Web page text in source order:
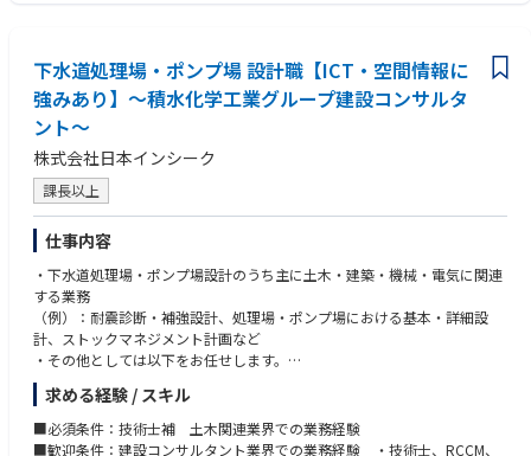
下水道処理場・ポンプ場 設計職【ICT・空間情報に
強みあり】～積水化学工業グループ建設コンサルタ
ント～
株式会社日本インシーク
課長以上
仕事内容
・下水道処理場・ポンプ場設計のうち主に土木・建築・機械・電気に関連
する業務
（例）：耐震診断・補強設計、処理場・ポンプ場における基本・詳細設
計、ストックマネジメント計画など
・その他としては以下をお任せします。
頻度が多い業務：耐震診断、耐震補強設計など
頻度が低い業務：ストックマネジメント計画、基本設計 関連
■出張頻度：客先打合せとして2～6回／月（全国）
■配属部門：インフラ施設部
求める経験 / スキル
■必須条件：技術士補 土木関連業界での業務経験
■歓迎条件：建設コンサルタント業界での業務経験 ・技術士、RCCM、